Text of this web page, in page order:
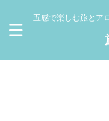
五感で楽しむ旅とア